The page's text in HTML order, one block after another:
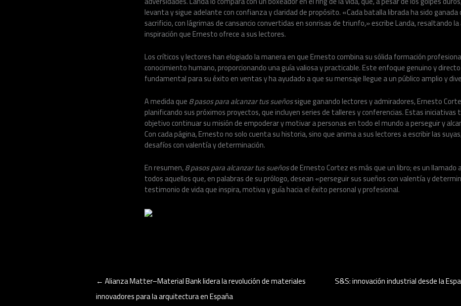
levanta y sigue adelante con confianza y claridad de propósito. «Cada batalla librada ha sido ganada
sacrificio, con lágrimas de cansancio convertidas en sonrisas de triunfo,» escribe Landa, resaltando
inspiración que Ernesto ofrece a sus lectores.
Los críticos y lectores han elogiado la manera en que Ernesto combina su sólida formación
conocimiento humano, proporcionando una guía valiosa y practicable. Este enfoque genuino y
fundamental para su éxito en ventas y ha ayudado a que su mensaje llegue a un público amplio y
A medida que8 pasos para alcanzar tus sueñossigue ganando lectores y admiradores, Ernesto
planificando sus próximos proyectos, que incluyen series de talleres y conferencias. Estas iniciativas
objetivo continuar su misión de empoderar y motivar a personas en todo el mundo a perseguir y
Con cada página, Ernesto no solo cuenta su historia, sino que anima a sus lectores a escribir las
desafíos con valentía y determinación.
En resumen,8 pasos para alcanzar tus sueñosde Ernesto Cortez es más que un libro; es un llamado
todos aquellos que, en palabras de su prólogo, desean «perseguir sus sueños con valentía y
testimonio de vida que inspira, motiva y guía hacia el éxito personal y profesional.
← Alianza Matter–Material Bank lidera la revolución de materiales
innovadores para la arquitectura en España
S&S: innovación industrial desde la